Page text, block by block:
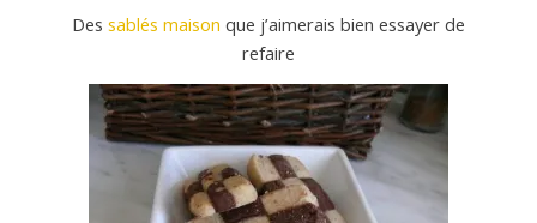
Des sablés maison que j’aimerais bien essayer de
refaire